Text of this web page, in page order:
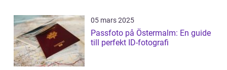
05 mars 2025
Passfoto på Östermalm: En guide
till perfekt ID-fotografi